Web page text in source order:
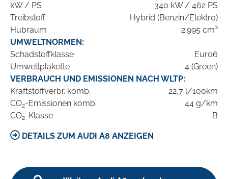
kW / PS
340 kW / 462 PS
Treibstoff
Hybrid (Benzin/Elektro)
Hubraum
2.995 cm³
UMWELTNORMEN:
Schadstoffklasse
Euro6
Umweltplakette
4 (Green)
VERBRAUCH UND EMISSIONEN NACH WLTP:
Kraftstoffverbr. komb.
22,7 l/100km
CO2-Emissionen komb.
44 g/km
CO2-Klasse B
DETAILS ZUM AUDI A8 ANZEIGEN